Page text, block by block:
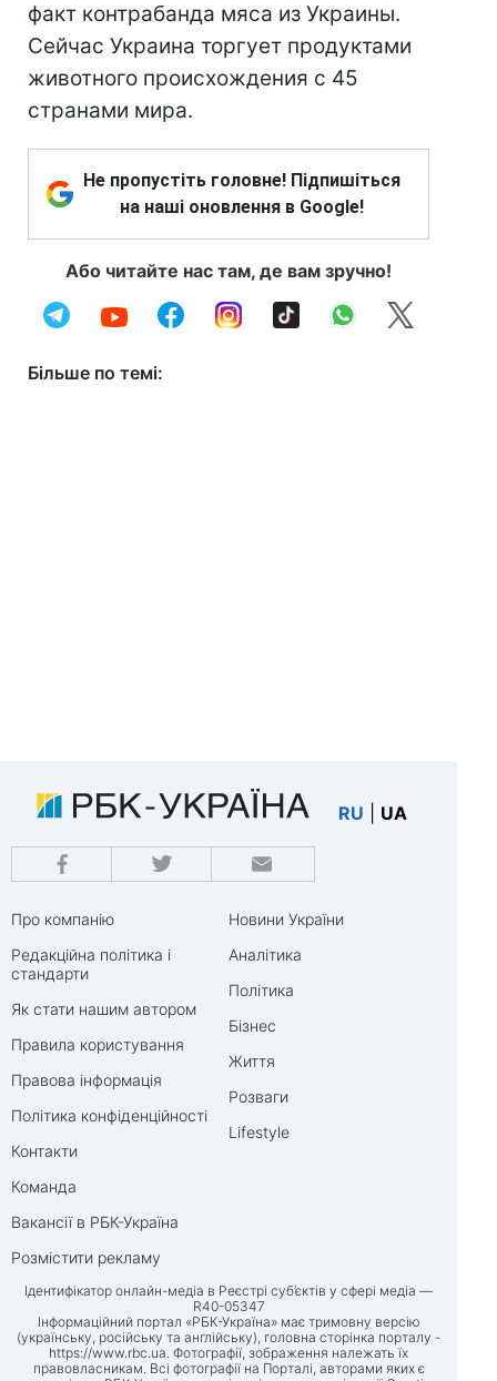
факт контрабанда мяса из Украины.
Сейчас Украина торгует продуктами
животного происхождения с 45
странами мира.
Не пропустіть головне! Підпишіться
на наші оновлення в Google!
Або читайте нас там, де вам зручно!
Більше по темі:
RU UA
Про компанію
Редакційна політика і
стандарти
Як стати нашим автором
Правила користування
Правова інформація
Політика конфіденційності
Контакти
Команда
Вакансії в РБК-Україна
Розмістити рекламу
Новини України
Аналітика
Політика
Бізнес
Життя
Розваги
Lifestyle
Ідентифікатор онлайн-медіа в Реєстрі суб’єктів у сфері медіа —
R40-05347
Інформаційний портал «РБК-Україна» має тримовну версію
(українську, російську та англійську), головна сторінка порталу -
https://www.rbc.ua. Фотографії, зображення належать їх
правовласникам. Всі фотографії на Порталі, авторами яких є